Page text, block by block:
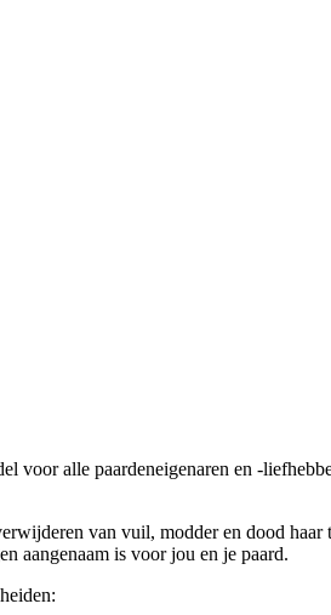
voor alle paardeneigenaren en -
van vuil, modder en dood
aangenaam is voor jou en je paard.